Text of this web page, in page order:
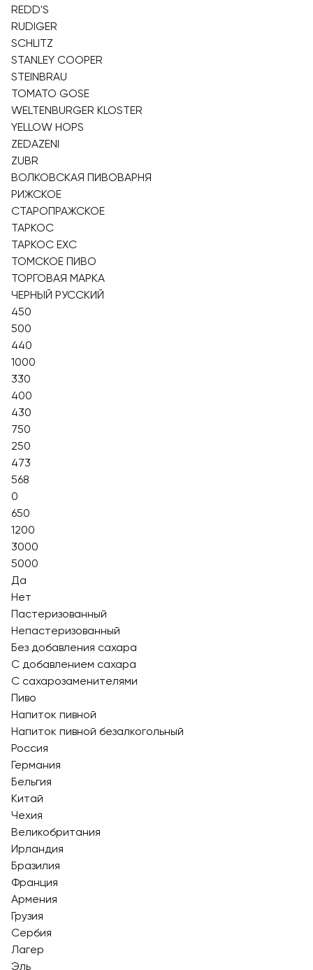
REDD'S
RUDIGER
SCHLITZ
STANLEY COOPER
STEINBRAU
TOMATO GOSE
WELTENBURGER KLOSTER
YELLOW HOPS
ZEDAZENI
ZUBR
ВОЛКОВСКАЯ ПИВОВАРНЯ
РИЖСКОЕ
СТАРОПРАЖСКОЕ
ТАРКОС
ТАРКОС EXC
ТОМСКОЕ ПИВО
ТОРГОВАЯ МАРКА
ЧЕРНЫЙ РУССКИЙ
450
500
440
1000
330
400
430
750
250
473
568
0
650
1200
3000
5000
Да
Нет
Пастеризованный
Непастеризованный
Без добавления сахара
С добавлением сахара
С сахарозаменителями
Пиво
Напиток пивной
Напиток пивной безалкогольный
Россия
Германия
Бельгия
Китай
Чехия
Великобритания
Ирландия
Бразилия
Франция
Армения
Грузия
Сербия
Лагер
Эль